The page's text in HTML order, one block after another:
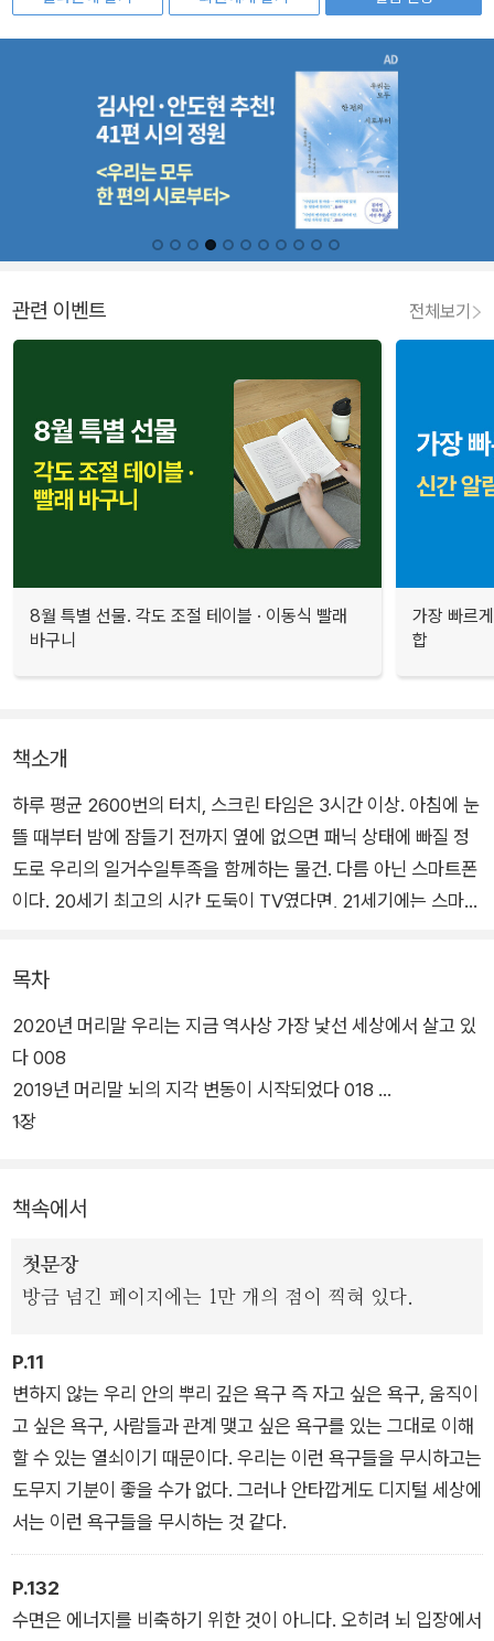
관련 이벤트 전체보기
8월 특별 선물. 각도 조절 테이블 · 이동식 빨래
바구니
가장 빠르
합
책소개
하루 평균 2600번의 터치, 스크린 타임은 3시간 이상. 아침에 눈
뜰 때부터 밤에 잠들기 전까지 옆에 없으면 패닉 상태에 빠질 정
도로 우리의 일거수일투족을 함께하는 물건. 다름 아닌 스마트폰
이다. 20세기 최고의 시간 도둑이 TV였다면, 21세기에는 스마트
자가 자발적으로 사용한다는 측면에서 스마트폰은 TV와는 비교
도 할 수 없을 정도로 그 중독성이 강하다. 그렇다면 이 새로운 발
명품이 우리 몸에 그리고 우리 뇌에 어떤 영향을 주고 있을까?
스웨덴 출신의 세계적 작가이자 정신과 의사, 안데르스 한센은 바
로 이 문제를 집중적으로 파고들었다. 그는 어느 날, 좀처럼 책에
학적인 분석을 하기 시작했고, 이 책, 『인스타 브레인(원제: SKÄ
RMHJÄRNAN; SCREEN BRAIN)』을 쓰게 되었다. 간단하게
이야기하자면, 스마트폰은 우리가 과거보다 덜 자게 만들고, 덜
히 자고 싶은 욕구, 몸을 움직이고 싶은 욕구, 사람들과 관계를 맺
고 싶은 욕구’를 고스란히 갖고 있기에 불면증과 우울증의 폭발적
증가, 청소년들의 집중력 감퇴와 학력 저하 현상, 디지털 치매 등
등은 필연적인 결과라는 것이다. 이 책에는 이 주제에 대한 전 세
계의 수많은 연구 결과와 설문 조사, 심리 실험 결과 등등이 집대
문제 제기와 이론으로만 그치지 않고 일상생활에서 어떤 방식으
목차
2020년 머리말 우리는 지금 역사상 가장 낯선 세상에서 살고 있
다 008
2019년 머리말 뇌의 지각 변동이 시작되었다 018
1장
책속에서
첫문장
방금 넘긴 페이지에는 1만 개의 점이 찍혀 있다.
P.11
변하지 않는 우리 안의 뿌리 깊은 욕구 즉 자고 싶은 욕구, 움직이
고 싶은 욕구, 사람들과 관계 맺고 싶은 욕구를 있는 그대로 이해
할 수 있는 열쇠이기 때문이다. 우리는 이런 욕구들을 무시하고는
도무지 기분이 좋을 수가 없다. 그러나 안타깝게도 디지털 세상에
서는 이런 욕구들을 무시하는 것 같다.
P.132
수면은 에너지를 비축하기 위한 것이 아니다. 오히려 뇌 입장에서